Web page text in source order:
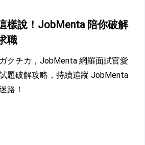
樣說！JobMenta 陪你破解
職
クチカ，JobMenta 網羅面試官愛
題破解攻略，持續追蹤 JobMenta
路！